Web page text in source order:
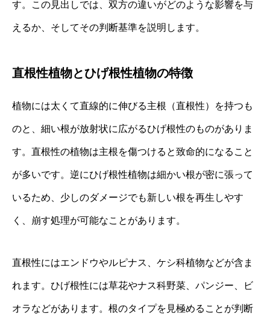
す。この見出しでは、双方の違いがどのような影響を与
えるか、そしてその判断基準を説明します。
直根性植物とひげ根性植物の特徴
植物には太くて直線的に伸びる主根（直根性）を持つも
のと、細い根が放射状に広がるひげ根性のものがありま
す。直根性の植物は主根を傷つけると致命的になること
が多いです。逆にひげ根性植物は細かい根が密に張って
いるため、少しのダメージでも新しい根を再生しやす
く、崩す処理が可能なことがあります。
直根性にはエンドウやルピナス、ケシ科植物などが含ま
れます。ひげ根性には草花やナス科野菜、パンジー、ビ
オラなどがあります。根のタイプを見極めることが判断